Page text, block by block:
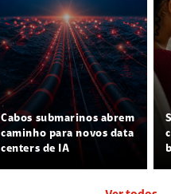
Cabos submarinos abrem
caminho para novos data
centers de IA